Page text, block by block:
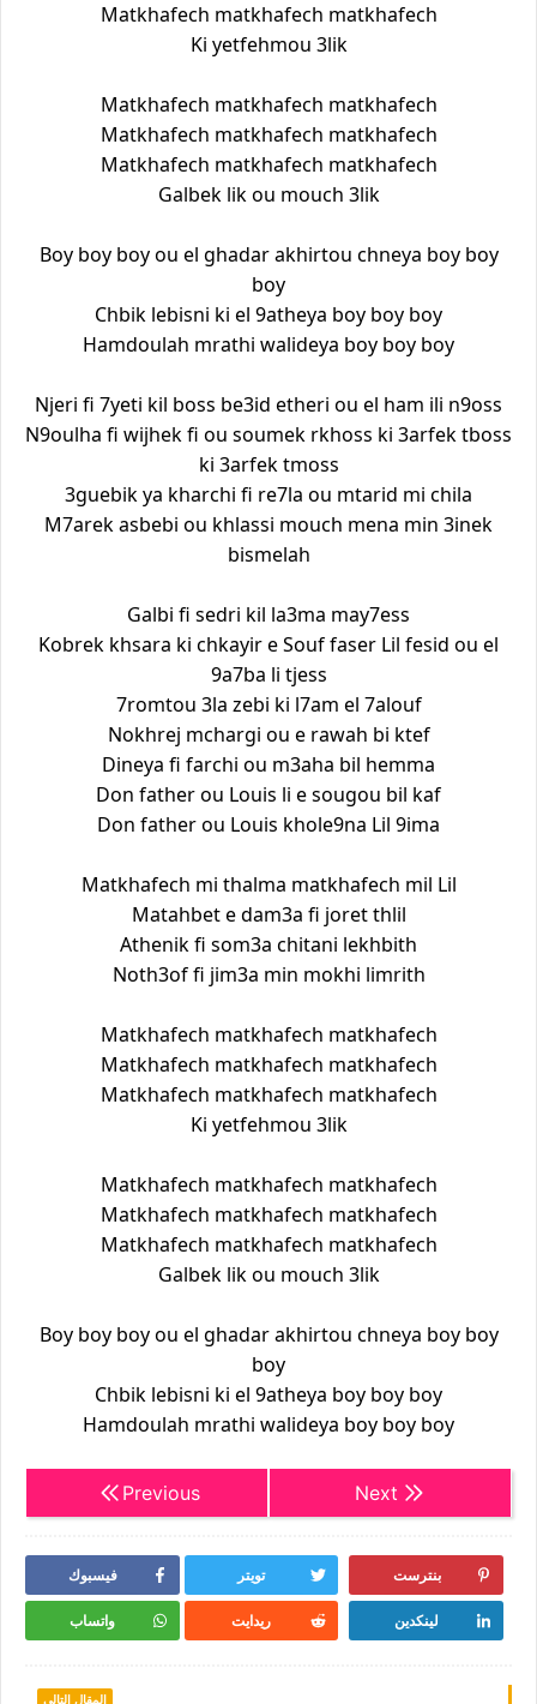
Matkhafech matkhafech matkhafech
Ki yetfehmou 3lik
Matkhafech matkhafech matkhafech
Matkhafech matkhafech matkhafech
Matkhafech matkhafech matkhafech
Galbek lik ou mouch 3lik
Boy boy boy ou el ghadar akhirtou chneya boy boy
boy
Chbik lebisni ki el 9atheya boy boy boy
Hamdoulah mrathi walideya boy boy boy
Njeri fi 7yeti kil boss be3id etheri ou el ham ili n9oss
N9oulha fi wijhek fi ou soumek rkhoss ki 3arfek tboss
ki 3arfek tmoss
3guebik ya kharchi fi re7la ou mtarid mi chila
M7arek asbebi ou khlassi mouch mena min 3inek
bismelah
Galbi fi sedri kil la3ma may7ess
Kobrek khsara ki chkayir e Souf faser Lil fesid ou el
9a7ba li tjess
7romtou 3la zebi ki l7am el 7alouf
Nokhrej mchargi ou e rawah bi ktef
Dineya fi farchi ou m3aha bil hemma
Don father ou Louis li e sougou bil kaf
Don father ou Louis khole9na Lil 9ima
Matkhafech mi thalma matkhafech mil Lil
Matahbet e dam3a fi joret thlil
Athenik fi som3a chitani lekhbith
Noth3of fi jim3a min mokhi limrith
Matkhafech matkhafech matkhafech
Matkhafech matkhafech matkhafech
Matkhafech matkhafech matkhafech
Ki yetfehmou 3lik
Matkhafech matkhafech matkhafech
Matkhafech matkhafech matkhafech
Matkhafech matkhafech matkhafech
Galbek lik ou mouch 3lik
Boy boy boy ou el ghadar akhirtou chneya boy boy
boy
Chbik lebisni ki el 9atheya boy boy boy
Hamdoulah mrathi walideya boy boy boy
Previous Next
فيسبوك تويتر بنترست
واتساب ريدايت لينكدين
المقال التالي